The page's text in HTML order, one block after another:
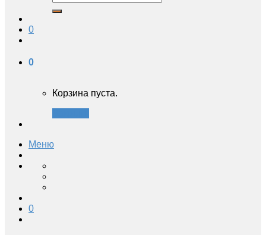
0
0
Корзина пуста.
Меню
0